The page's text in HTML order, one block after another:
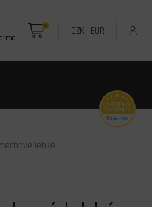
0 CZK | EUR
lehké